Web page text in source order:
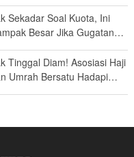
Sekadar Soal Kuota, Ini
Besar Jika Gugatan
Tinggal Diam! Asosiasi Haji
Umrah Bersatu Hadapi